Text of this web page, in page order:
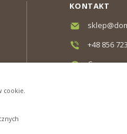
KONTAKT
+48 856
Czas
cookie.